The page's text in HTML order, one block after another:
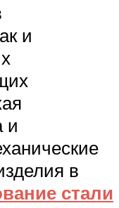
и
и
в
стали